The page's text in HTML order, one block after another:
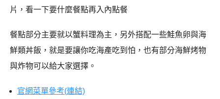
片，看一下要什麼餐點再入內點餐
餐點部分主要就以蟹料理為主，另外搭配一些鮭魚卵與海
鮮類丼飯，就是要讓你吃海產吃到怕，也有部分海鮮烤物
與炸物可以給大家選擇。
官網菜單參考(連結)